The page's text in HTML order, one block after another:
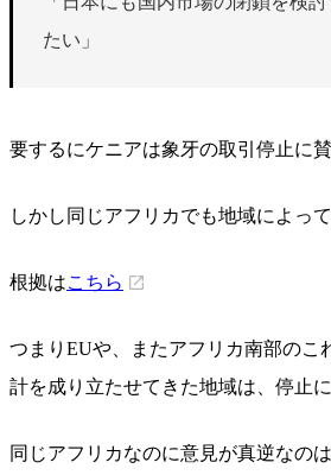
たい」
要するにケニアは象牙の取引停止に賛
しかし同じアフリカでも地域によっ
根拠はこちら
つまりEUや、またアフリカ南部のこ
計を成り立たせてきた地域は、停止
同じアフリカなのに意見が真逆なの